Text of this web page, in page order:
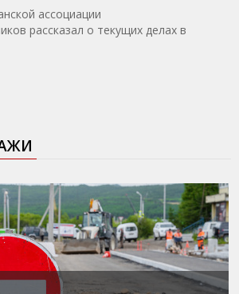
ассоциации
рассказал о текущих делах в